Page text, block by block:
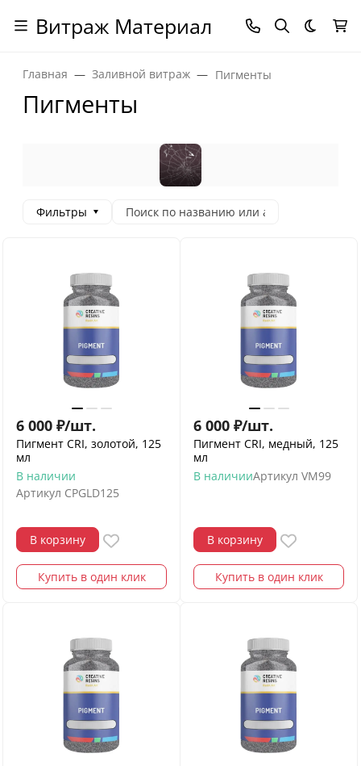
Витраж Материал Темная
Главная Заливной витраж Пигменты
Пигменты
Фильтры
6 000 ₽/шт.
Пигмент CRI, золотой, 125
мл
В наличии
Артикул CPGLD125
В корзину
Купить в один клик
6 000 ₽/шт.
Пигмент CRI, медный, 125
мл
В наличииАртикул VM99
В корзину
Купить в один клик